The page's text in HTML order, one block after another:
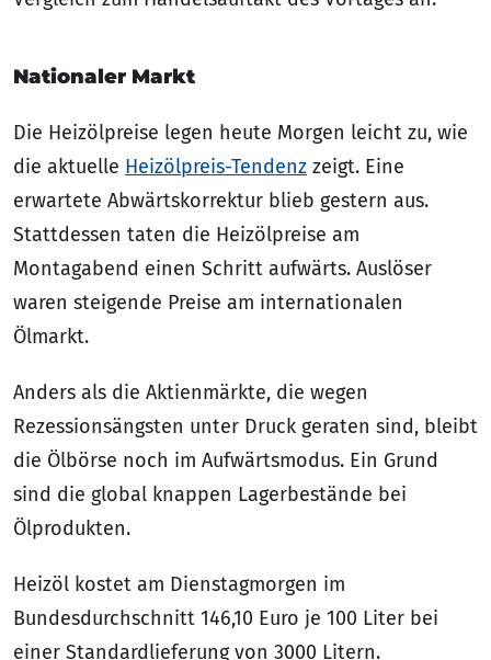
Nationaler Markt
Die Heizölpreise legen heute Morgen leicht zu, wie
die aktuelle Heizölpreis-Tendenz zeigt. Eine
erwartete Abwärtskorrektur blieb gestern aus.
Stattdessen taten die Heizölpreise am
Montagabend einen Schritt aufwärts. Auslöser
waren steigende Preise am internationalen
Ölmarkt.
Anders als die Aktienmärkte, die wegen
Rezessionsängsten unter Druck geraten sind, bleibt
die Ölbörse noch im Aufwärtsmodus. Ein Grund
sind die global knappen Lagerbestände bei
Ölprodukten.
Heizöl kostet am Dienstagmorgen im
Bundesdurchschnitt 146,10 Euro je 100 Liter bei
einer Standardlieferung von 3000 Litern.